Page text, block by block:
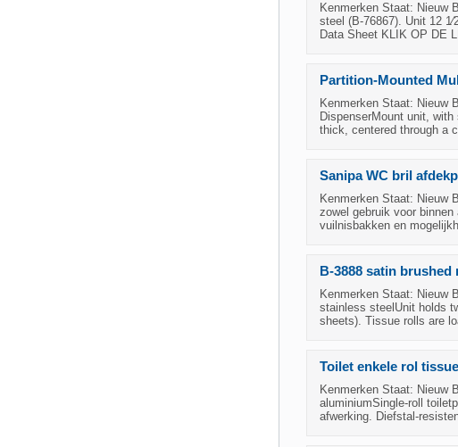
Kenmerken Staat: Nieuw
steel (B-76867). Unit 12
Data Sheet KLIK OP DE
Partition-Mounted
Kenmerken Staat: Nieuw
DispenserMount unit,
thick, centered through a
Sanipa WC bril
Kenmerken Staat: Nieuw
zowel gebruik voor
vuilnisbakken en
B-3888 satin
Kenmerken Staat: Nieuw
stainless steelUnit holds
sheets). Tissue rolls are
Toilet enkele rol
Kenmerken Staat: Nieuw
aluminiumSingle-roll
afwerking. Diefstal-